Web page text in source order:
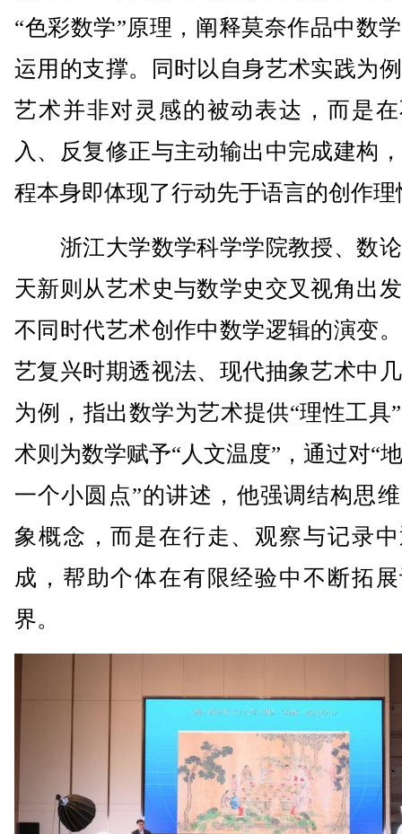
“色彩数学”原理，阐释莫奈作品中数
运用的支撑。同时以自身艺术实践为
艺术并非对灵感的被动表达，而是
入、反复修正与主动输出中完成建构
程本身即体现了行动先于语言的创作理
浙江大学数学科学学院教授、数
天新则从艺术史与数学史交叉视角出
不同时代艺术创作中数学逻辑的演变
艺复兴时期透视法、现代抽象艺术中
为例，指出数学为艺术提供“理性工具
术则为数学赋予“人文温度”，通过对“
一个小圆点”的讲述，他强调结构思
象概念，而是在行走、观察与记录
成，帮助个体在有限经验中不断拓
界。